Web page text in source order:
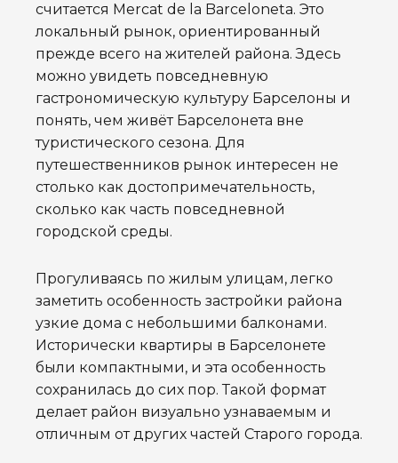
считается Mercat de la Barceloneta. Это
локальный рынок, ориентированный
прежде всего на жителей района. Здесь
можно увидеть повседневную
гастрономическую культуру Барселоны и
понять, чем живёт Барселонета вне
туристического сезона. Для
путешественников рынок интересен не
столько как достопримечательность,
сколько как часть повседневной
городской среды.
Прогуливаясь по жилым улицам, легко
заметить особенность застройки района
узкие дома с небольшими балконами.
Исторически квартиры в Барселонете
были компактными, и эта особенность
сохранилась до сих пор. Такой формат
делает район визуально узнаваемым и
отличным от других частей Старого города.